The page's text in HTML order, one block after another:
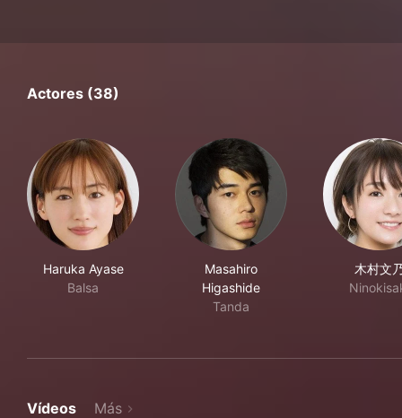
Actores (38)
Haruka Ayase
Balsa
Masahiro
Higashide
Tanda
木村文
Vídeos Más